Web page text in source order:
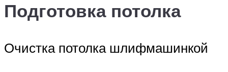
Подготовка потолка
Очистка потолка шлифмашинкой